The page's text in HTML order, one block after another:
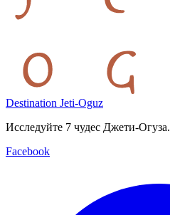
Destination Jeti-Oguz
Исследуйте 7 чудес Джети-Огуза.
Facebook